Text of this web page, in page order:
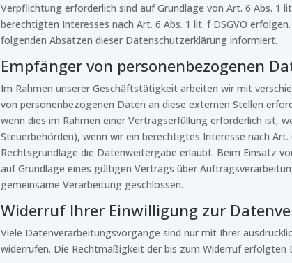
Verpflichtung erforderlich sind auf Grundlage von Art. 6 Abs. 1
berechtigten Interesses nach Art. 6 Abs. 1 lit. f DSGVO
folgenden Absätzen dieser Datenschutzerklärung informiert.
Empfänger von personenbezogenen
Im Rahmen unserer Geschäftstätigkeit arbeiten wir mit
von personenbezogenen Daten an diese externen Stellen
wenn dies im Rahmen einer Vertragserfüllung erforderlich ist,
Steuerbehörden), wenn wir ein berechtigtes Interesse nach
Rechtsgrundlage die Datenweitergabe erlaubt. Beim Einsatz
auf Grundlage eines gültigen Vertrags über
gemeinsame Verarbeitung geschlossen.
Widerruf Ihrer Einwilligung zur
Viele Datenverarbeitungsvorgänge sind nur mit Ihrer
widerrufen. Die Rechtmäßigkeit der bis zum Widerruf